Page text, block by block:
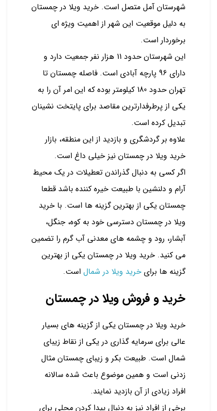
شهرستان آمل متصل است. خرید ویلا در چمستان
به دلیل موقعیت این شهر از اهمیت ویژه ای
برخوردار است.
این شهرستان حدود 11 هزار نفر جمعیت دارد و
دارای 96 پارچه آبادی است. فاصله چمستان تا
تهران حدود 180 کیلومتر بوده که این امر آن را به
یکی از پرطرفدارترین مقاصد برای پایتخت نشینان
تبدیل کرده است.
علاوه بر گردشگری و بازدید از این منطقه، بازار
خرید ویلا در چمستان نیز خیلی داغ است.
اگر کسی به دنبال گذراندن تعطیلات در یک محیط
آرام و دلنشین با طبیعت خیره کننده باشد قطعا
چمستان یکی از بهترین گزینه ها است. با خرید
ویلا در چمستان دسترسی خود به کوه، جنگل،
آبشار، رود و چشمه های معدنی آب گرم را تضمین
می کنید. خرید ویلا در چمستان یکی از بهترین
گزینه ها برای خرید ویلا در شمال است.
خرید و فروش ویلا در چمستان
خرید ویلا در چمستان یکی از گزینه های بسیار
عالی برای سرمایه گذاری در یکی از نقاط زیبای
شمال است. طبیعت بکر و زیبای چمستان مثال
زدنی است و همین موضوع باعث شده سالانه
افراد زیادی از آن بازدید نمایند.
برخی از افراد نیز به دنبال پیدا کردن محلی برای